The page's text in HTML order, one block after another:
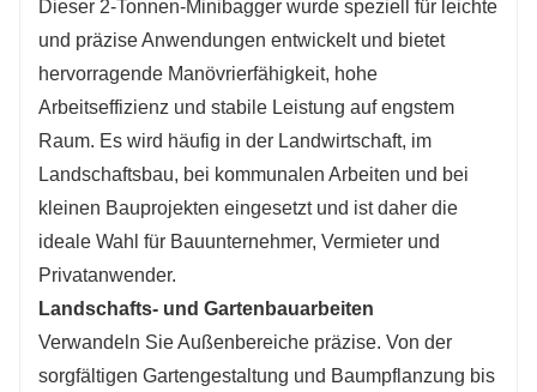
Dieser 2-Tonnen-Minibagger wurde speziell für leichte
und präzise Anwendungen entwickelt und bietet
hervorragende Manövrierfähigkeit, hohe
Arbeitseffizienz und stabile Leistung auf engstem
Raum. Es wird häufig in der Landwirtschaft, im
Landschaftsbau, bei kommunalen Arbeiten und bei
kleinen Bauprojekten eingesetzt und ist daher die
ideale Wahl für Bauunternehmer, Vermieter und
Privatanwender.
Landschafts- und Gartenbauarbeiten
Verwandeln Sie Außenbereiche präzise. Von der
sorgfältigen Gartengestaltung und Baumpflanzung bis